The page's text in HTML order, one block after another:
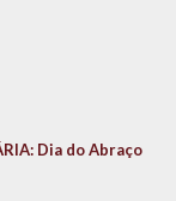
Dia do Abraço